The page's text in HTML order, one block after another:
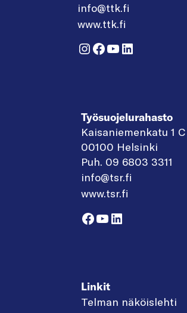
info@ttk.fi
www.ttk.fi
Instagram
Facebook
YouTube
LinkedIn
Työsuojelurahasto
Kaisaniemenkatu 1 C
00100 Helsinki
Puh. 09 6803 3311
info@tsr.fi
www.tsr.fi
Facebook
YouTube
LinkedIn
Linkit
Telman näköislehti